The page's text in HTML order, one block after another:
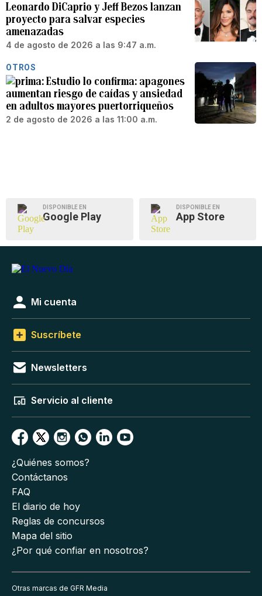
Leonardo DiCaprio y Jeff Bezos lanzan
proyecto para salvar especies
amenazadas
4 de agosto de 2026 a las 9:47 a.m.
OTROS
Estudio lo confirma: apagones
aumentan riesgo de caídas y ansiedad
en adultos mayores puertorriqueños
2 de agosto de 2026 a las 11:00 a.m.
DISPONIBLE EN
Google Play
DISPONIBLE EN
App Store
Mi cuenta
Suscríbete
Newsletters
Servicio al cliente
¿Quiénes somos?
Contáctanos
FAQ
El diario de hoy
Reglas de concursos
Mapa del sitio
¿Por qué confiar en nosotros?
Otras marcas de GFR Media